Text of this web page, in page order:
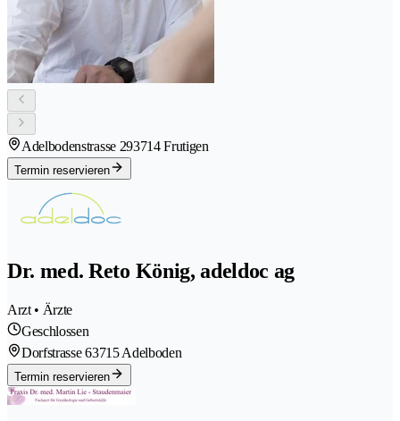
Adelbodenstrasse 293714 Frutigen
Termin reservieren
Dr. med. Reto König, adeldoc ag
Arzt • Ärzte
Geschlossen
Dorfstrasse 63715 Adelboden
Termin reservieren